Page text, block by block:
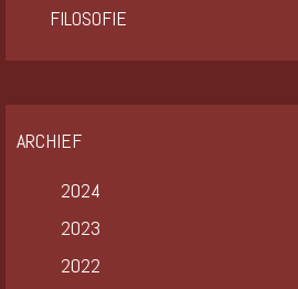
FILOSOFIE
ARCHIEF
2024
2023
2022